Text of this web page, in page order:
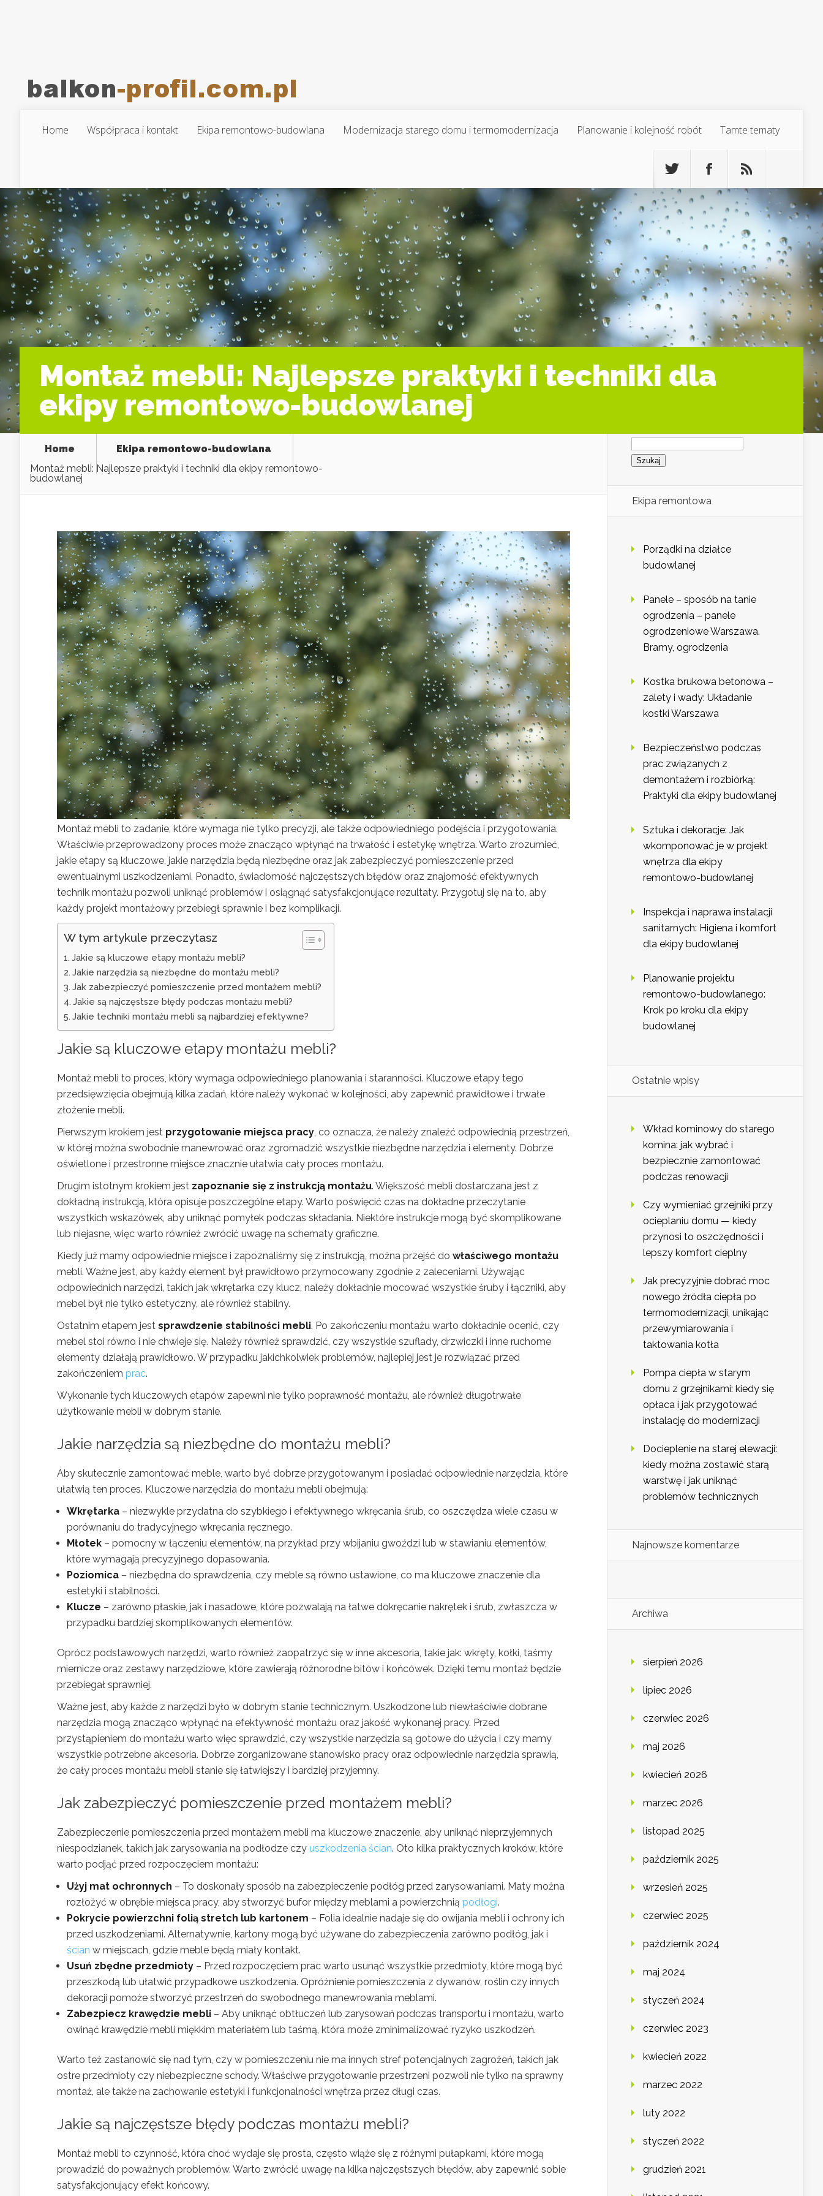
Home Współpraca i kontakt Ekipa remontowo-budowlana Modernizacja starego domu i termomodernizacja Planowanie i kolejność robót Tamte tematy
Montaż mebli: Najlepsze praktyki i techniki dla
ekipy remontowo-budowlanej
Home
Ekipa remontowo-budowlana
Montaż mebli: Najlepsze praktyki i techniki dla ekipy remontowo-
budowlanej
Montaż mebli to zadanie, które wymaga nie tylko precyzji, ale także odpowiedniego podejścia i przygotowania.
Właściwie przeprowadzony proces może znacząco wpłynąć na trwałość i estetykę wnętrza. Warto zrozumieć,
jakie etapy są kluczowe, jakie narzędzia będą niezbędne oraz jak zabezpieczyć pomieszczenie przed
ewentualnymi uszkodzeniami. Ponadto, świadomość najczęstszych błędów oraz znajomość efektywnych
technik montażu pozwoli uniknąć problemów i osiągnąć satysfakcjonujące rezultaty. Przygotuj się na to, aby
każdy projekt montażowy przebiegł sprawnie i bez komplikacji.
W tym artykule przeczytasz
Jakie są kluczowe etapy montażu mebli?
Jakie narzędzia są niezbędne do montażu mebli?
Jak zabezpieczyć pomieszczenie przed montażem mebli?
Jakie są najczęstsze błędy podczas montażu mebli?
Jakie techniki montażu mebli są najbardziej efektywne?
Jakie są kluczowe etapy montażu mebli?
Montaż mebli to proces, który wymaga odpowiedniego planowania i staranności. Kluczowe etapy tego
przedsięwzięcia obejmują kilka zadań, które należy wykonać w kolejności, aby zapewnić prawidłowe i trwałe
złożenie mebli.
Pierwszym krokiem jest przygotowanie miejsca pracy, co oznacza, że należy znaleźć odpowiednią przestrzeń,
w której można swobodnie manewrować oraz zgromadzić wszystkie niezbędne narzędzia i elementy. Dobrze
oświetlone i przestronne miejsce znacznie ułatwia cały proces montażu.
Drugim istotnym krokiem jest zapoznanie się z instrukcją montażu. Większość mebli dostarczana jest z
dokładną instrukcją, która opisuje poszczególne etapy. Warto poświęcić czas na dokładne przeczytanie
wszystkich wskazówek, aby uniknąć pomyłek podczas składania. Niektóre instrukcje mogą być skomplikowane
lub niejasne, więc warto również zwrócić uwagę na schematy graficzne.
Kiedy już mamy odpowiednie miejsce i zapoznaliśmy się z instrukcją, można przejść do właściwego montażu
mebli. Ważne jest, aby każdy element był prawidłowo przymocowany zgodnie z zaleceniami. Używając
odpowiednich narzędzi, takich jak wkrętarka czy klucz, należy dokładnie mocować wszystkie śruby i łączniki, aby
mebel był nie tylko estetyczny, ale również stabilny.
Ostatnim etapem jest sprawdzenie stabilności mebli. Po zakończeniu montażu warto dokładnie ocenić, czy
mebel stoi równo i nie chwieje się. Należy również sprawdzić, czy wszystkie szuflady, drzwiczki i inne ruchome
elementy działają prawidłowo. W przypadku jakichkolwiek problemów, najlepiej jest je rozwiązać przed
zakończeniem prac.
Wykonanie tych kluczowych etapów zapewni nie tylko poprawność montażu, ale również długotrwałe
użytkowanie mebli w dobrym stanie.
Jakie narzędzia są niezbędne do montażu mebli?
Aby skutecznie zamontować meble, warto być dobrze przygotowanym i posiadać odpowiednie narzędzia, które
ułatwią ten proces. Kluczowe narzędzia do montażu mebli obejmują:
Wkrętarka – niezwykle przydatna do szybkiego i efektywnego wkręcania śrub, co oszczędza wiele czasu w
porównaniu do tradycyjnego wkręcania ręcznego.
Młotek – pomocny w łączeniu elementów, na przykład przy wbijaniu gwoździ lub w stawianiu elementów,
które wymagają precyzyjnego dopasowania.
Poziomica – niezbędna do sprawdzenia, czy meble są równo ustawione, co ma kluczowe znaczenie dla
estetyki i stabilności.
Klucze – zarówno płaskie, jak i nasadowe, które pozwalają na łatwe dokręcanie nakrętek i śrub, zwłaszcza w
przypadku bardziej skomplikowanych elementów.
Oprócz podstawowych narzędzi, warto również zaopatrzyć się w inne akcesoria, takie jak: wkręty, kołki, taśmy
miernicze oraz zestawy narzędziowe, które zawierają różnorodne bitów i końcówek. Dzięki temu montaż będzie
przebiegał sprawniej.
Ważne jest, aby każde z narzędzi było w dobrym stanie technicznym. Uszkodzone lub niewłaściwie dobrane
narzędzia mogą znacząco wpłynąć na efektywność montażu oraz jakość wykonanej pracy. Przed
przystąpieniem do montażu warto więc sprawdzić, czy wszystkie narzędzia są gotowe do użycia i czy mamy
wszystkie potrzebne akcesoria. Dobrze zorganizowane stanowisko pracy oraz odpowiednie narzędzia sprawią,
że cały proces montażu mebli stanie się łatwiejszy i bardziej przyjemny.
Jak zabezpieczyć pomieszczenie przed montażem mebli?
Zabezpieczenie pomieszczenia przed montażem mebli ma kluczowe znaczenie, aby uniknąć nieprzyjemnych
niespodzianek, takich jak zarysowania na podłodze czy uszkodzenia ścian. Oto kilka praktycznych kroków, które
warto podjąć przed rozpoczęciem montażu:
Użyj mat ochronnych – To doskonały sposób na zabezpieczenie podłóg przed zarysowaniami. Maty można
rozłożyć w obrębie miejsca pracy, aby stworzyć bufor między meblami a powierzchnią podłogi.
Pokrycie powierzchni folią stretch lub kartonem – Folia idealnie nadaje się do owijania mebli i ochrony ich
przed uszkodzeniami. Alternatywnie, kartony mogą być używane do zabezpieczenia zarówno podłóg, jak i
ścian w miejscach, gdzie meble będą miały kontakt.
Usuń zbędne przedmioty – Przed rozpoczęciem prac warto usunąć wszystkie przedmioty, które mogą być
przeszkodą lub ułatwić przypadkowe uszkodzenia. Opróżnienie pomieszczenia z dywanów, roślin czy innych
dekoracji pomoże stworzyć przestrzeń do swobodnego manewrowania meblami.
Zabezpiecz krawędzie mebli – Aby uniknąć obtłuczeń lub zarysowań podczas transportu i montażu, warto
owinąć krawędzie mebli miękkim materiałem lub taśmą, która może zminimalizować ryzyko uszkodzeń.
Warto też zastanowić się nad tym, czy w pomieszczeniu nie ma innych stref potencjalnych zagrożeń, takich jak
ostre przedmioty czy niebezpieczne schody. Właściwe przygotowanie przestrzeni pozwoli nie tylko na sprawny
montaż, ale także na zachowanie estetyki i funkcjonalności wnętrza przez długi czas.
Jakie są najczęstsze błędy podczas montażu mebli?
Montaż mebli to czynność, która choć wydaje się prosta, często wiąże się z różnymi pułapkami, które mogą
prowadzić do poważnych problemów. Warto zwrócić uwagę na kilka najczęstszych błędów, aby zapewnić sobie
satysfakcjonujący efekt końcowy.
Szukaj:
Ekipa remontowa
Porządki na działce
budowlanej
Panele – sposób na tanie
ogrodzenia – panele
ogrodzeniowe Warszawa.
Bramy, ogrodzenia
Kostka brukowa betonowa –
zalety i wady: Układanie
kostki Warszawa
Bezpieczeństwo podczas
prac związanych z
demontażem i rozbiórką:
Praktyki dla ekipy budowlanej
Sztuka i dekoracje: Jak
wkomponować je w projekt
wnętrza dla ekipy
remontowo-budowlanej
Inspekcja i naprawa instalacji
sanitarnych: Higiena i komfort
dla ekipy budowlanej
Planowanie projektu
remontowo-budowlanego:
Krok po kroku dla ekipy
budowlanej
Ostatnie wpisy
Wkład kominowy do starego
komina: jak wybrać i
bezpiecznie zamontować
podczas renowacji
Czy wymieniać grzejniki przy
ocieplaniu domu — kiedy
przynosi to oszczędności i
lepszy komfort cieplny
Jak precyzyjnie dobrać moc
nowego źródła ciepła po
termomodernizacji, unikając
przewymiarowania i
taktowania kotła
Pompa ciepła w starym
domu z grzejnikami: kiedy się
opłaca i jak przygotować
instalację do modernizacji
Docieplenie na starej elewacji:
kiedy można zostawić starą
warstwę i jak uniknąć
problemów technicznych
Najnowsze komentarze
Archiwa
sierpień 2026
lipiec 2026
czerwiec 2026
maj 2026
kwiecień 2026
marzec 2026
listopad 2025
październik 2025
wrzesień 2025
czerwiec 2025
październik 2024
maj 2024
styczeń 2024
czerwiec 2023
kwiecień 2022
marzec 2022
luty 2022
styczeń 2022
grudzień 2021